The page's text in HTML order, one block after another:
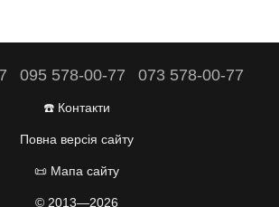
095 578-00-77 073 578-00-77
☎️ Контакти
Повна версія сайту
📜 Мапа сайту
© 2013—2026